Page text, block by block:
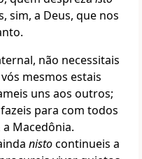
sim, a Deus, que nos
não necessitais
mesmos estais
uns aos outros;
para com todos
Macedônia.
nistocontinueis a